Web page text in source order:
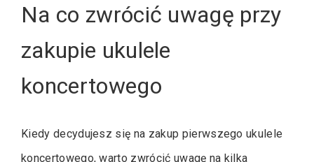
Na co zwrócić uwagę przy
zakupie ukulele
koncertowego
Kiedy decydujesz się na zakup pierwszego ukulele
koncertowego, warto zwrócić uwagę na kilka